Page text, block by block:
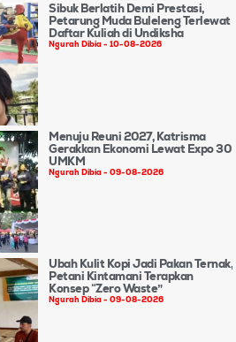
Sibuk Berlatih Demi Prestasi,
Petarung Muda Buleleng Terlewat
Daftar Kuliah di Undiksha
Ngurah Dibia 10-08-2026
Menuju Reuni 2027, Katrisma
Gerakkan Ekonomi Lewat Expo 30
UMKM
Ngurah Dibia 09-08-2026
Ubah Kulit Kopi Jadi Pakan Ternak,
Petani Kintamani Terapkan
Konsep “Zero Waste”
Ngurah Dibia 09-08-2026